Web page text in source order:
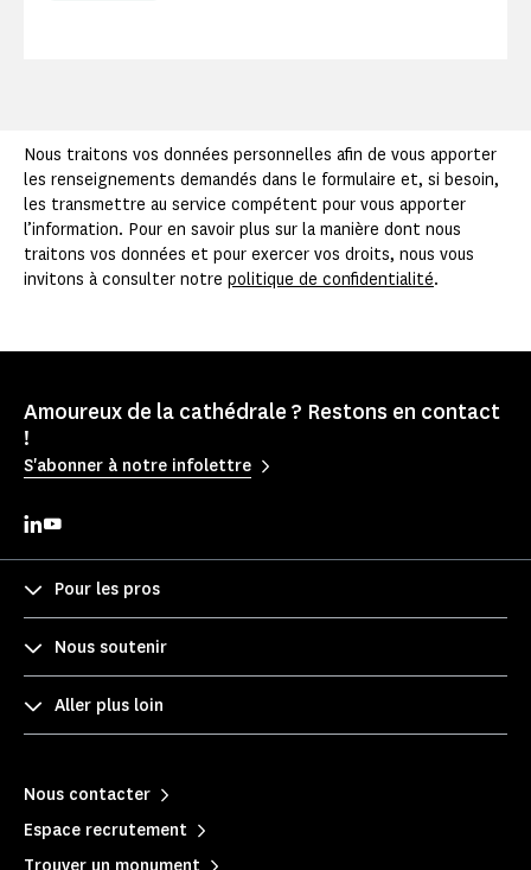
Nous traitons vos données personnelles afin de vous apporter
les renseignements demandés dans le formulaire et, si besoin,
les transmettre au service compétent pour vous apporter
l’information. Pour en savoir plus sur la manière dont nous
traitons vos données et pour exercer vos droits, nous vous
invitons à consulter notre politique de confidentialité.
Amoureux de la cathédrale ? Restons en contact
!
S'abonner à notre infolettre
Pour les pros
Nous soutenir
Aller plus loin
Nous contacter
Espace recrutement